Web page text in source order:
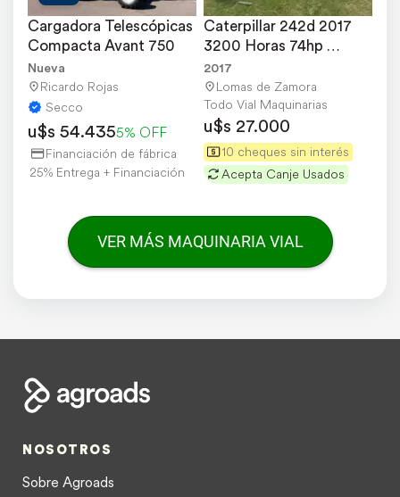
Cargadora Telescópicas
Compacta Avant 750
Nueva
Ricardo Rojas
Secco
u$s 54.4355% OFF
Financiación de fábrica
25% Entrega + Financiación
Caterpillar 242d 2017
3200 Horas 74hp
Permuto 12 Cheques
2017
Lomas de Zamora
Todo Vial Maquinarias
u$s 27.000
10 cheques sin interés
Acepta Canje Usados
VER MÁS MAQUINARIA VIAL
NOSOTROS
Sobre Agroads